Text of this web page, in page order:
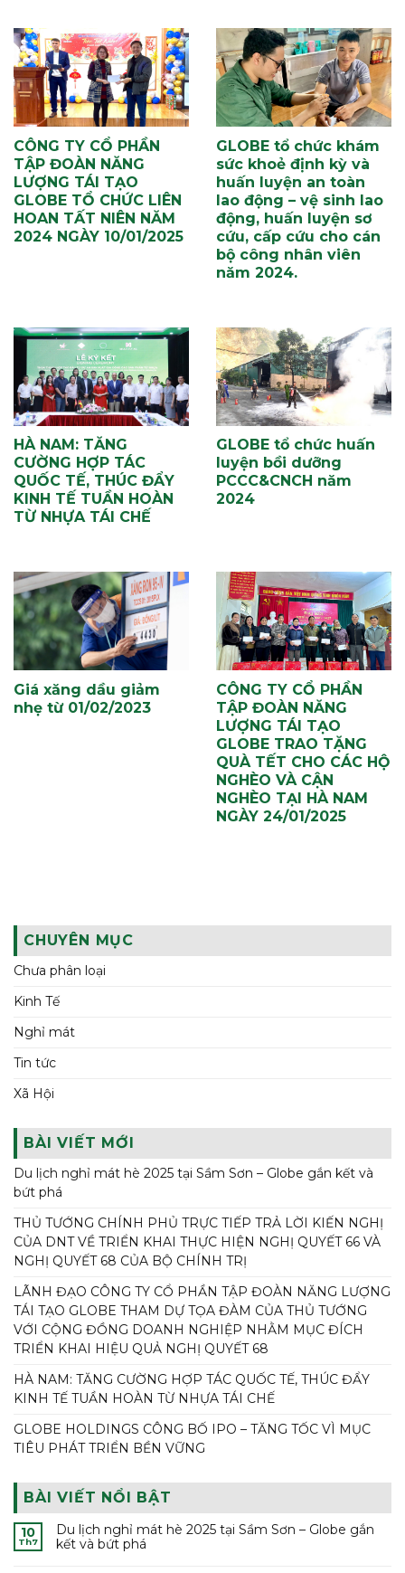
CÔNG TY CỔ PHẦN
TẬP ĐOÀN NĂNG
LƯỢNG TÁI TẠO
GLOBE TỔ CHỨC LIÊN
HOAN TẤT NIÊN NĂM
2024 NGÀY 10/01/2025
GLOBE tổ chức khám
sức khoẻ định kỳ và
huấn luyện an toàn
lao động – vệ sinh lao
động, huấn luyện sơ
cứu, cấp cứu cho cán
bộ công nhân viên
năm 2024.
HÀ NAM: TĂNG
CƯỜNG HỢP TÁC
QUỐC TẾ, THÚC ĐẨY
KINH TẾ TUẦN HOÀN
TỪ NHỰA TÁI CHẾ
GLOBE tổ chức huấn
luyện bồi dưỡng
PCCC&CNCH năm
2024
Giá xăng dầu giảm
nhẹ từ 01/02/2023
CÔNG TY CỔ PHẦN
TẬP ĐOÀN NĂNG
LƯỢNG TÁI TẠO
GLOBE TRAO TẶNG
QUÀ TẾT CHO CÁC HỘ
NGHÈO VÀ CẬN
NGHÈO TẠI HÀ NAM
NGÀY 24/01/2025
CHUYÊN MỤC
Chưa phân loại
Kinh Tế
Nghỉ mát
Tin tức
Xã Hội
BÀI VIẾT MỚI
Du lịch nghỉ mát hè 2025 tại Sầm Sơn – Globe gắn kết và
bứt phá
THỦ TƯỚNG CHÍNH PHỦ TRỰC TIẾP TRẢ LỜI KIẾN NGHỊ
CỦA DNT VỀ TRIỂN KHAI THỰC HIỆN NGHỊ QUYẾT 66 VÀ
NGHỊ QUYẾT 68 CỦA BỘ CHÍNH TRỊ
LÃNH ĐẠO CÔNG TY CỔ PHẦN TẬP ĐOÀN NĂNG LƯỢNG
TÁI TẠO GLOBE THAM DỰ TỌA ĐÀM CỦA THỦ TƯỚNG
VỚI CỘNG ĐỒNG DOANH NGHIỆP NHẰM MỤC ĐÍCH
TRIỂN KHAI HIỆU QUẢ NGHỊ QUYẾT 68
HÀ NAM: TĂNG CƯỜNG HỢP TÁC QUỐC TẾ, THÚC ĐẨY
KINH TẾ TUẦN HOÀN TỪ NHỰA TÁI CHẾ
GLOBE HOLDINGS CÔNG BỐ IPO – TĂNG TỐC VÌ MỤC
TIÊU PHÁT TRIỂN BỀN VỮNG
BÀI VIẾT NỔI BẬT
10
Th7
Du lịch nghỉ mát hè 2025 tại Sầm Sơn – Globe gắn
kết và bứt phá